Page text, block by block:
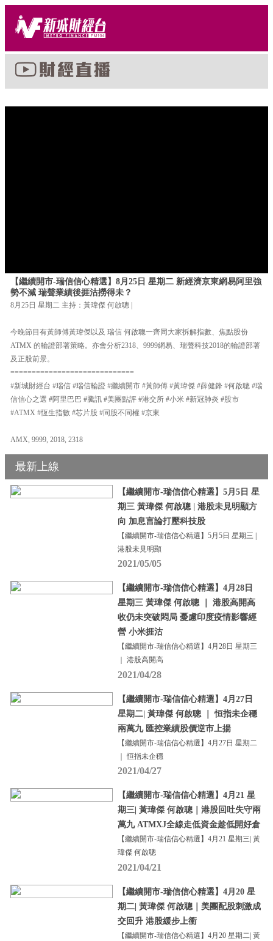
【繼續開市-瑞信信心精選】8月25日 星期二 新經濟京東網易阿里強
勢不減 瑞聲業績後捱沽撈得未？
8月25日 星期二 主持：黃瑋傑 何啟聰 |
今晚節目有黃師傅黃瑋傑以及 瑞信 何啟聰一齊同大家拆解指數、焦點股份
ATMX 的輪證部署策略。亦會分析2318、9999網易、瑞聲科技2018的輪證部署
及正股前景。
=============================
#新城財經台 #瑞信 #瑞信輪證 #繼續開市 #黃師傅 #黃瑋傑 #薛健鋒 #何啟聰 #瑞
信信心之選 #阿里巴巴 #騰訊 #美團點評 #港交所 #小米 #新冠肺炎 #股市
#ATMX #恆生指數 #芯片股 #同股不同權 #京東
AMX, 9999, 2018, 2318
最新上線
【繼續開市-瑞信信心精選】5月5日 星
期三 黃瑋傑 何啟聰 | 港股未見明顯方
向 加息言論打壓科技股
【繼續開市-瑞信信心精選】5月5日 星期三 |
港股未見明顯
2021/05/05
【繼續開市-瑞信信心精選】4月28日
星期三 黃瑋傑 何啟聰 ｜ 港股高開高
收仍未突破悶局 憂慮印度疫情影響經
營 小米捱沽
【繼續開市-瑞信信心精選】4月28日 星期三
｜ 港股高開高
2021/04/28
【繼續開市-瑞信信心精選】4月27日
星期二| 黃瑋傑 何啟聰 ｜ 恒指未企穩
兩萬九 匯控業績股價逆市上揚
【繼續開市-瑞信信心精選】4月27日 星期二
｜ 恒指未企穩
2021/04/27
【繼續開市-瑞信信心精選】4月21 星
期三| 黃瑋傑 何啟聰｜港股回吐失守兩
萬九 ATMXJ全線走低資金趁低開好倉
【繼續開市-瑞信信心精選】4月21 星期三| 黃
瑋傑 何啟聰
2021/04/21
【繼續開市-瑞信信心精選】4月20 星
期二| 黃瑋傑 何啟聰｜美團配股刺激成
交回升 港股緩步上衝
【繼續開市-瑞信信心精選】4月20 星期二| 黃